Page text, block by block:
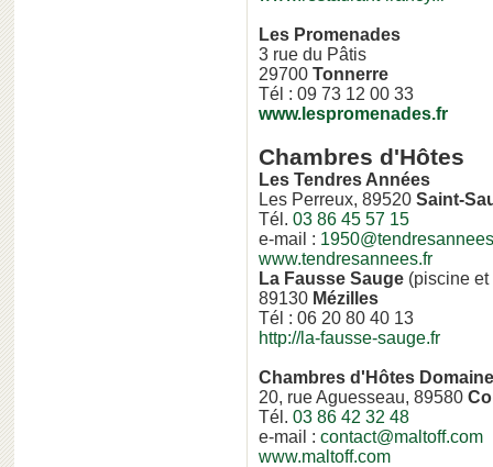
Les Promenades
3 rue du Pâtis
29700 Tonnerre
Tél : 09 73 12 00 33
www.lespromenades.fr
Chambres d'Hôtes
Les Tendres Années
Les Perreux, 89520 Saint-
Tél. 03 86 45 57 15
e-mail :
www.tendresannees.fr
La Fausse Sauge (piscine
89130 Mézilles
Tél : 06 20 80 40 13
http://la-fausse-sauge.fr
Chambres d'Hôtes
20, rue Aguesseau, 89580
Tél. 03 86 42 32 48
e-mail : contact@maltoff.com
www.maltoff.com